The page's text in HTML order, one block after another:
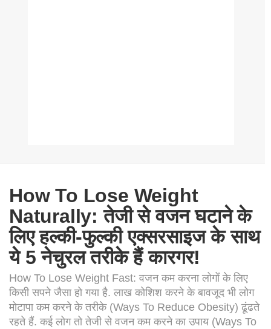
How To Lose Weight
Naturally: तेजी से वजन घटाने के
लिए हल्की-फुल्की एक्सरसाइज के साथ
ये 5 नेचुरल तरीके हैं कारगर!
How To Lose Weight Fast: वजन कम करना लोगों के लिए
किसी सपने जैसा हो गया है. लाख कोशिश करने के बावजूद भी लोग
मोटापा कम करने के तरीके (Ways To Reduce Obesity) ढूंढते
रहते हैं. कई लोग तो तेजी से वजन कम करने का उपाय (Ways To